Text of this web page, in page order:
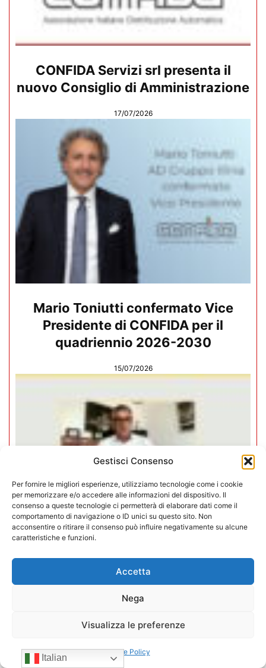
Gestisci Consenso
Per fornire le migliori esperienze, utilizziamo tecnologie come i cookie
per memorizzare e/o accedere alle informazioni del dispositivo. Il
consenso a queste tecnologie ci permetterà di elaborare dati come il
comportamento di navigazione o ID unici su questo sito. Non
acconsentire o ritirare il consenso può influire negativamente su alcune
caratteristiche e funzioni.
Accetta
Nega
Visualizza le preferenze
Cookie Policy
CONFIDA Servizi srl presenta il
nuovo Consiglio di Amministrazione
17/07/2026
Mario Toniutti confermato Vice
Presidente di CONFIDA per il
quadriennio 2026-2030
15/07/2026
Negozi H24 nel mirino. Trapletti a
Bergamo TV: “I gestori H24 non
sono il problema”
09/07/2026
Italian